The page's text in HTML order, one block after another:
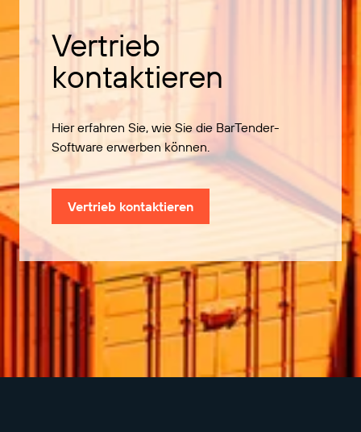
Vertrieb
kontaktieren
Hier erfahren Sie, wie Sie die BarTender-
Software erwerben können.
Vertrieb kontaktieren